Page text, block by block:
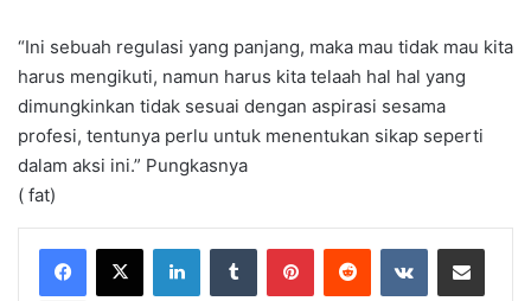
“Ini sebuah regulasi yang panjang, maka mau tidak mau kita
harus mengikuti, namun harus kita telaah hal hal yang
dimungkinkan tidak sesuai dengan aspirasi sesama
profesi, tentunya perlu untuk menentukan sikap seperti
dalam aksi ini.” Pungkasnya
( fat)